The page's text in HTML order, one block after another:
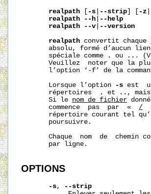
realpath [ -s --strip] [ -z
realpath
--h
--help
realpath
--v
--version
realpath convertit chaque
absolu, formé d’aucun
       spéciale comme
. ou .. .
Veuillez  noter que la
l’option ‘-f’ de la
       Lorsque l’option
-s est
       répertoires
. et .. ,
       Si le
nom_de_fichier
       commence  pas  par  «
/
répertoire courant tel
       poursuivre.
Chaque  nom  de  chemin
       par ligne.
OPTIONS
-s,
--strip